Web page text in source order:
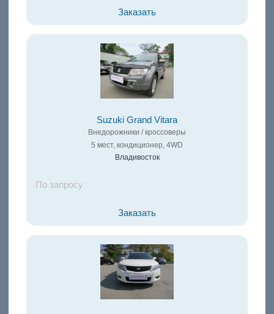
Заказать
Suzuki Grand Vitara
Внедорожники / кроссоверы
5 мест, кондиционер, 4WD
Владивосток
По запросу
Заказать